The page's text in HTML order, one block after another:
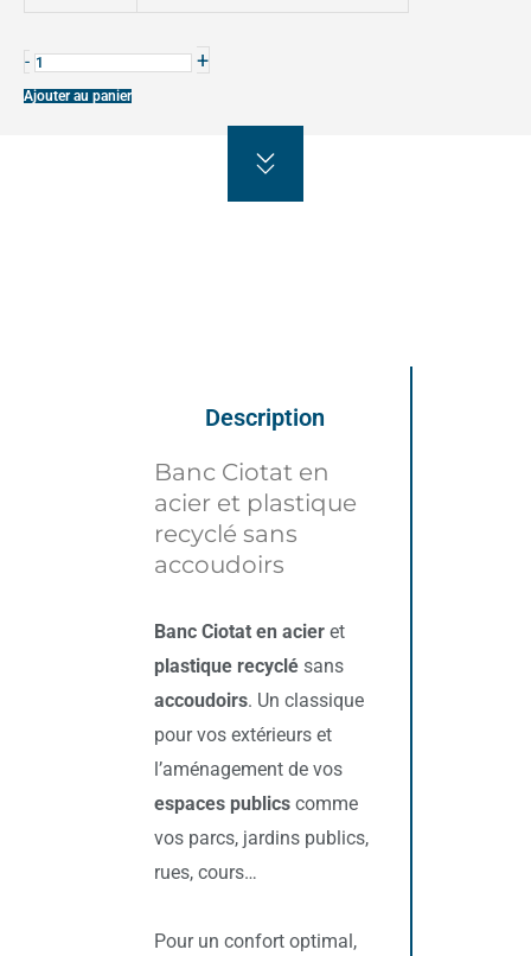
-
ACCOUDOIRS
PLASTIQUE
+
Ajouter au panier
Description
Banc Ciotat en
acier et plastique
recyclé sans
accoudoirs
Banc Ciotat en acier et
plastique recyclé sans
accoudoirs. Un classique
pour vos extérieurs et
l’aménagement de vos
espaces publics comme
vos parcs, jardins publics,
rues, cours…
Pour un confort optimal,